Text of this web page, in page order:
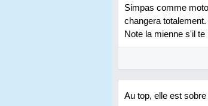
Simpas comme
changera
Note la mienne s'il te
Au top, elle est